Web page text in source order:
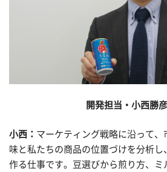
開発担当・小西勝
小西： マーケティング戦略に沿って、
味と私たちの商品の位置づけを分析し
作る仕事です。豆選びから煎り方、ミ